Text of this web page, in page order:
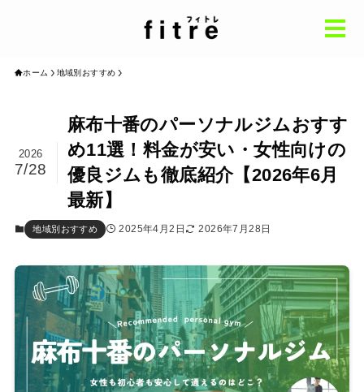
Home
パーソナルジム基礎知識 knowledge
地域別おすすめ
インタビュー Interview
コラム Column
おすすめ記事
ホーム 地域別おすすめ
麻布十番のパーソナルジムおすす
め11選！料金が安い・女性向けの
優良ジムも徹底紹介【2026年6月
最新】
2026
7/28
地域別おすすめ 2025年4月2日 2026年7月28日